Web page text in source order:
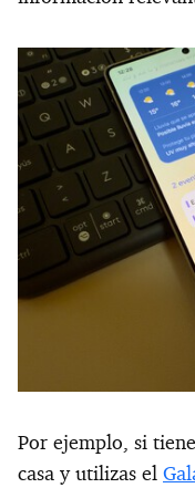
Por ejemplo, si
casa y utilizas el